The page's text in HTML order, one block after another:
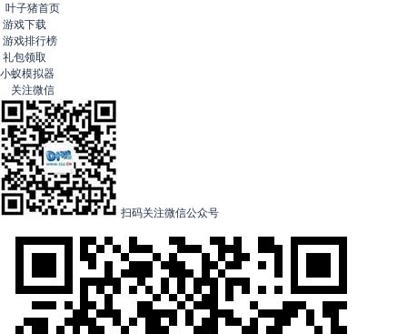
叶子猪首页
游戏下载
游戏排行榜
礼包领取
小蚁模拟器
关注微信
扫码关注微信公众号